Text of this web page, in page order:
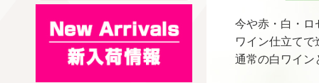
今や赤・白・ロ
ワイン仕立て
通常の白ワイン